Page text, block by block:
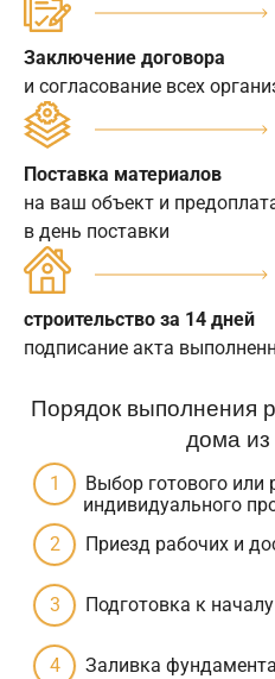
Заключение договора
и согласование всех
Поставка материалов
на ваш объект и
в день поставки
строительство за 14 дней
подписание акта
Порядок выполнения
дома
Выбор готового или
индивидуального
Приезд рабочих и
Подготовка к
Заливка